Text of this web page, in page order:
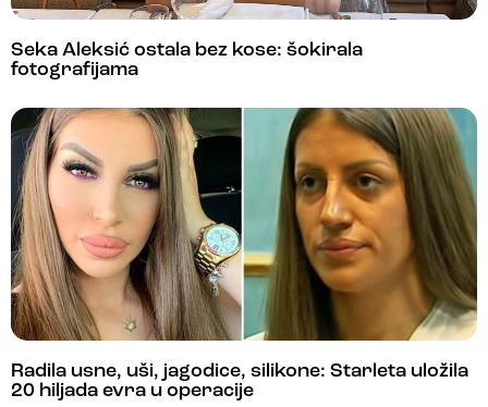
Seka Aleksić ostala bez kose: šokirala
fotografijama
Radila usne, uši, jagodice, silikone: Starleta uložila
20 hiljada evra u operacije